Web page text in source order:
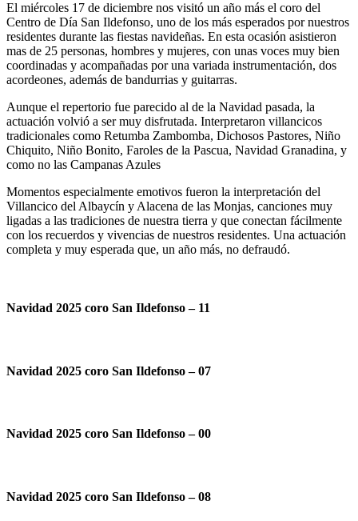
El miércoles 17 de diciembre nos visitó un año más el coro del
Centro de Día San Ildefonso, uno de los más esperados por nuestros
residentes durante las fiestas navideñas. En esta ocasión asistieron
mas de 25 personas, hombres y mujeres, con unas voces muy bien
coordinadas y acompañadas por una variada instrumentación, dos
acordeones, además de bandurrias y guitarras.
Aunque el repertorio fue parecido al de la Navidad pasada, la
actuación volvió a ser muy disfrutada. Interpretaron villancicos
tradicionales como Retumba Zambomba, Dichosos Pastores, Niño
Chiquito, Niño Bonito, Faroles de la Pascua, Navidad Granadina, y
como no las Campanas Azules
Momentos especialmente emotivos fueron la interpretación del
Villancico del Albaycín y Alacena de las Monjas, canciones muy
ligadas a las tradiciones de nuestra tierra y que conectan fácilmente
con los recuerdos y vivencias de nuestros residentes. Una actuación
completa y muy esperada que, un año más, no defraudó.
Navidad 2025 coro San Ildefonso – 11
Navidad 2025 coro San Ildefonso – 07
Navidad 2025 coro San Ildefonso – 00
Navidad 2025 coro San Ildefonso – 08